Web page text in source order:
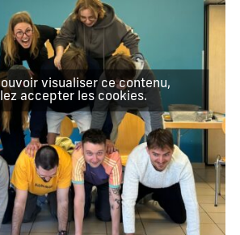
visualiser ce contenu,
accepter les cookies.